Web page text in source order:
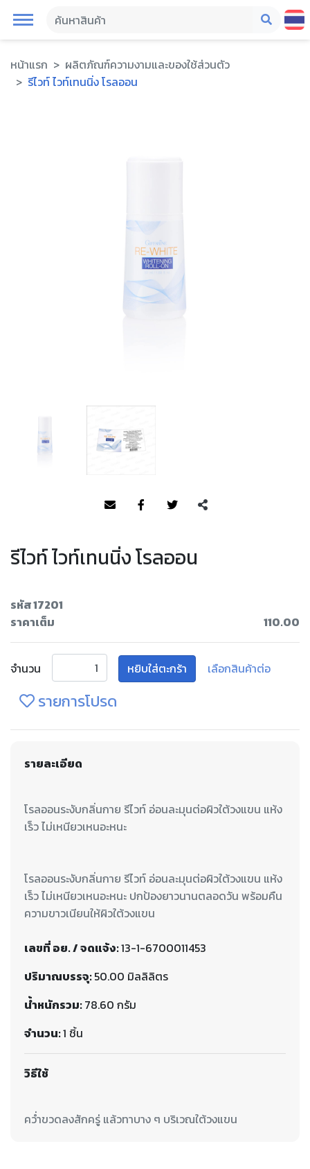
หน้าแรก
ผลิตภัณฑ์ความงามและของใช้ส่วนตัว
รีไวท์ ไวท์เทนนิ่ง โรลออน
รีไวท์ ไวท์เทนนิ่ง โรลออน
รหัส 17201
ราคาเต็ม
110.00
จำนวน หยิบใส่ตะกร้า เลือกสินค้าต่อ
รายการโปรด
รายละเอียด
โรลออนระงับกลิ่นกาย รีไวท์ อ่อนละมุนต่อผิวใต้วงแขน แห้ง
โรลออนระงับกลิ่นกาย รีไวท์ อ่อนละมุนต่อผิวใต้วงแขน แห้ง
เร็ว ไม่เหนียวเหนอะหนะ ปกป้องยาวนานตลอดวัน พร้อมคืน
ความขาวเนียนให้ผิวใต้วงแขน
เลขที่ อย. / จดแจ้ง:13-1-6700011453
ปริมาณบรรจุ:50.00 มิลลิลิตร
น้ำหนักรวม:78.60 กรัม
จำนวน:1 ชิ้น
วิธีใช้